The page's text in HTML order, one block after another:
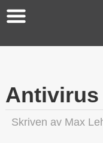
Antivirus
Skriven av Max